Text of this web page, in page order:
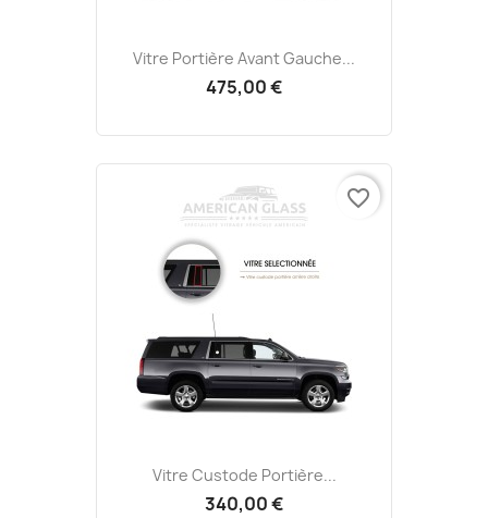
Vitre Portière Avant Gauche...
475,00 €
Vitre Custode Portière...
340,00 €
favorite_border